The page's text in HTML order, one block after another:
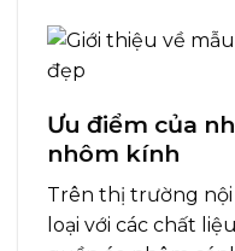
Ưu điểm của
nhôm kính
Trên thị trường
loại với các chất